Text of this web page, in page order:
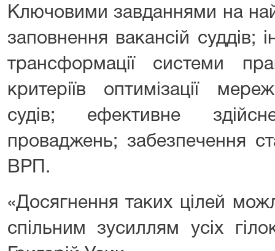
Ключовими завданнями на
заповнення вакансій суддів;
трансформації системи
критеріїв оптимізації
судів; ефективне
проваджень; забезпечення
ВРП.
«Досягнення таких цілей
спільним зусиллям усіх